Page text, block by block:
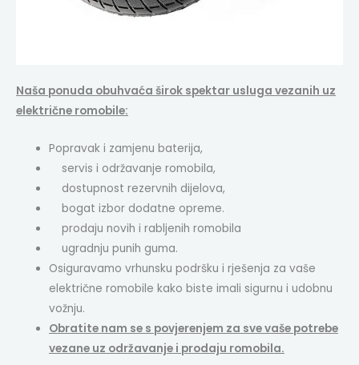
Naša ponuda obuhvaća širok spektar usluga vezanih uz
električne romobile:
Popravak i zamjenu baterija,
servis i održavanje romobila,
dostupnost rezervnih dijelova,
bogat izbor dodatne opreme.
prodaju novih i rabljenih romobila
ugradnju punih guma.
Osiguravamo vrhunsku podršku i rješenja za vaše
električne romobile kako biste imali sigurnu i udobnu
vožnju.
Obratite nam se s povjerenjem za sve vaše potrebe
vezane uz održavanje i prodaju romobila.